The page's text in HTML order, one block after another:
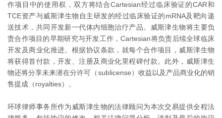
作项目中的使用权，双方将结合Cartesian经过临床验证的CAR和
TCE资产与威斯津生物自主研发的经过临床验证的mRNA及靶向递
送技术，共同开发新一代体内细胞治疗产品。威斯津生物将主要负
责合作项目的早期研究与开发工作，Cartesian将负责后续全球临床
开发及商业化推进。根据协议条款，就每个合作项目，威斯津生物
将获得首付款，开发、注册及商业化里程碑付款。此外，威斯津生
物还将分享未来潜在分许可（sublicense）收益以及产品商业化的销
售提成（royalties）。
环球律师事务所作为威斯津生物的法律顾问为本次交易提供全程法